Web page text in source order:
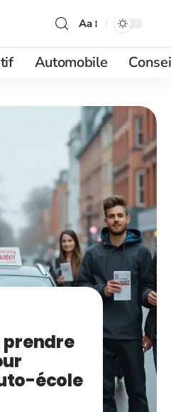
Aa
Automobile
prendre
école